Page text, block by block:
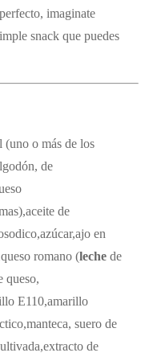
imaginate
snack que puedes
(uno o más de los
de
de
en
romano (leche de
queso,
E110,amarillo
suero de
de